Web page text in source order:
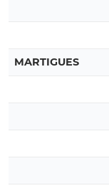
MARTIGUES